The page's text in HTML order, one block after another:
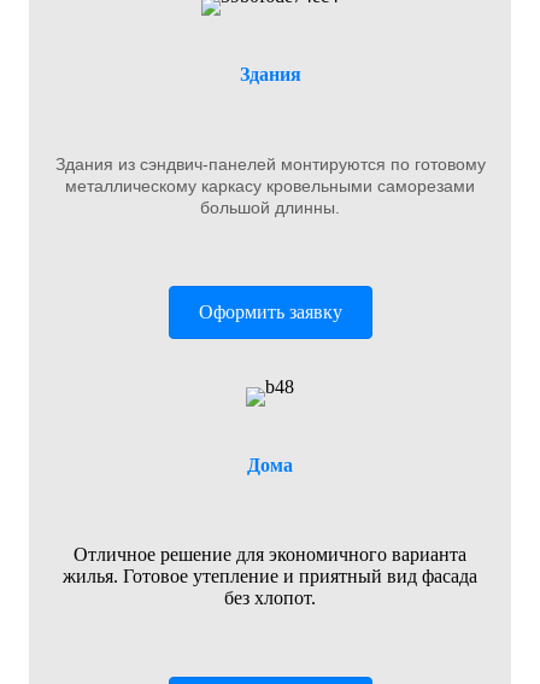
Здания
Здания из сэндвич-панелей монтируются по готовому
металлическому каркасу кровельными саморезами
большой длинны.
Оформить заявку
Дома
Отличное решение для экономичного варианта
жилья. Готовое утепление и приятный вид фасада
без хлопот.